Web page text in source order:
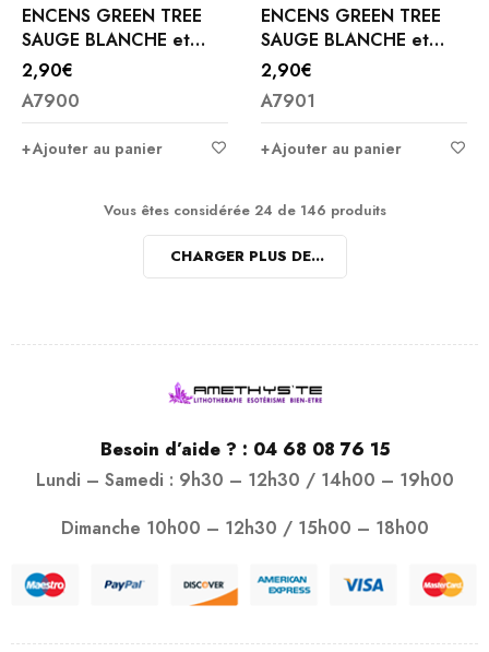
ENCENS GREEN TREE
SAUGE BLANCHE et
LAVANDE
2,90€
A7900
Ajouter au panier
ENCENS GREEN TREE
SAUGE BLANCHE et
SANG DRAGON
2,90€
A7901
Ajouter au panier
Vous êtes considérée 24 de 146 produits
CHARGER PLUS DE...
Besoin d’aide ? : 04 68 08 76 15
Lundi – Samedi : 9h30 – 12h30 / 14h00 – 19h00
Dimanche 10h00 – 12h30 / 15h00 – 18h00